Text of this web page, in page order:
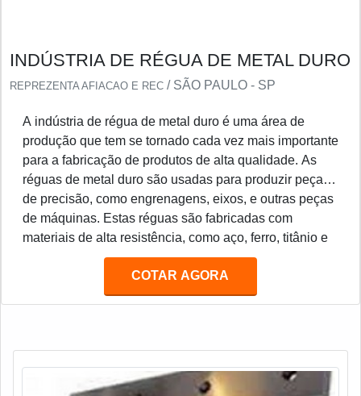
INDÚSTRIA DE RÉGUA DE METAL DURO
REPREZENTA AFIACAO E REC / SÃO PAULO - SP
A indústria de régua de metal duro é uma área de
produção que tem se tornado cada vez mais importante
para a fabricação de produtos de alta qualidade. As
réguas de metal duro são usadas para produzir peças
de precisão, como engrenagens, eixos, e outras peças
de máquinas. Estas réguas são fabricadas com
materiais de alta resistência, como aço, ferro, titânio e
outros metais duros. Estes materiais são resistentes ao
desgaste e à corrosão, o que torna as réguas de metal
duro ideais para a produção de peças de precisão.
necessidade de manutenção.
COTAR AGORA